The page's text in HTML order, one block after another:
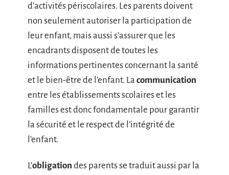
d’activités périscolaires. Les parents doivent
non seulement autoriser la participation de
leur enfant, mais aussi s’assurer que les
encadrants disposent de toutes les
informations pertinentes concernant la santé
et le bien-être de l’enfant. La communication
entre les établissements scolaires et les
familles est donc fondamentale pour garantir
la sécurité et le respect de l’intégrité de
l’enfant.
L’obligation des parents se traduit aussi par la